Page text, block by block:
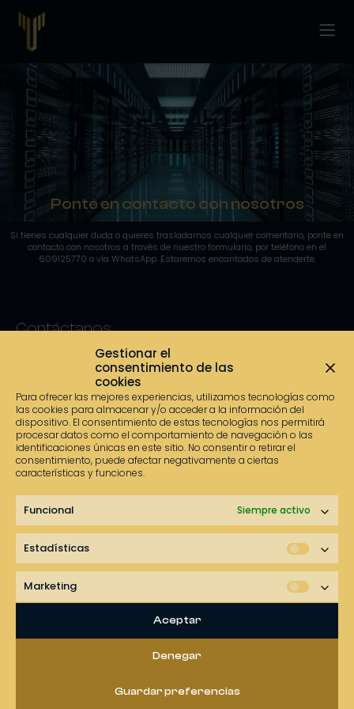
Gestionar el
consentimiento de las
cookies
Para ofrecer las mejores experiencias, utilizamos tecnologías como
las cookies para almacenar y/o acceder a la información del
dispositivo. El consentimiento de estas tecnologías nos permitirá
procesar datos como el comportamiento de navegación o las
identificaciones únicas en este sitio. No consentir o retirar el
consentimiento, puede afectar negativamente a ciertas
características y funciones.
Funcional Siempre activo
Estadísticas
Marketing
Aceptar
Denegar
Guardar preferencias
Ponte en contacto con nosotros
Si tienes cualquier duda o quieres trasladarnos cualquier comentario, ponte en
contacto con nosotros a través de nuestro formulario, por teléfono en el
609125770 o vía WhatsApp. Estaremos encantados de atenderte.
Contáctanos
necesidades. Contáctanos sin compromiso.
Avenida Canal del Taibilla
30100 Espinardo, Murcia
609 12 57 70
He leído, entiendo y acepto la política de privacidad.
ENVIAR